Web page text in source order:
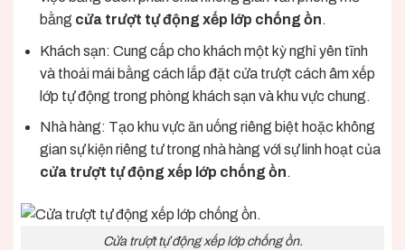
bằng cửa trượt tự động xếp lớp chống ồn.
Khách sạn: Cung cấp cho khách một kỳ nghỉ yên tĩnh
và thoải mái bằng cách lắp đặt cửa trượt cách âm xếp
lớp tự động trong phòng khách sạn và khu vực chung.
Nhà hàng: Tạo khu vực ăn uống riêng biệt hoặc không
gian sự kiện riêng tư trong nhà hàng với sự linh hoạt của
cửa trượt tự động xếp lớp chống ồn.
Cửa trượt tự động xếp lớp chống ồn.